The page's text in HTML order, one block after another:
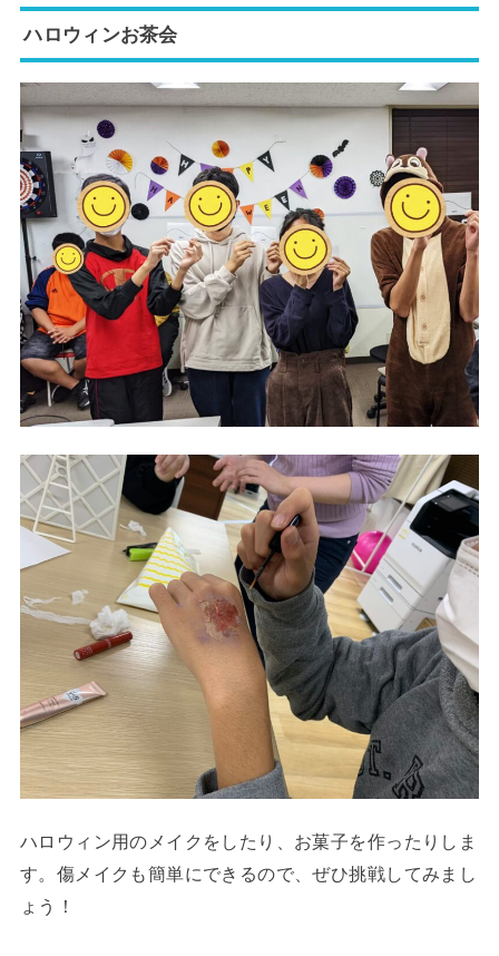
ハロウィンお茶会
ハロウィン用のメイクをしたり、お菓子を作ったりしま
す。傷メイクも簡単にできるので、ぜひ挑戦してみまし
ょう！